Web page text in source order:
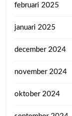
februari 2025
januari 2025
december 2024
november 2024
oktober 2024